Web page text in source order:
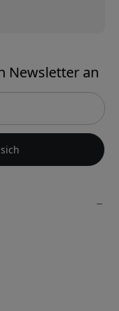
Newsletter an